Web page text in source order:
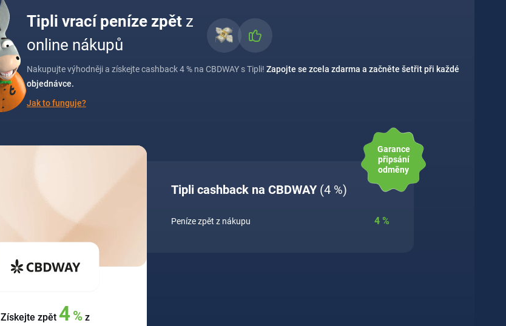
Tipli vrací peníze zpět z
online nákupů
Nakupujte výhodněji a získejte cashback 4 % na CBDWAY s Tipli! Zapojte se zcela zdarma a začněte šetřit při každé
objednávce.
Jak to funguje?
Získejte zpět 4 % z
Tipli cashback na CBDWAY (4 %)
Peníze zpět z nákupu 4 %
Garance
připsání
odměny